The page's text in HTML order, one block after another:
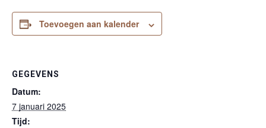
Toevoegen aan kalender
GEGEVENS
Datum:
7 januari 2025
Tijd: